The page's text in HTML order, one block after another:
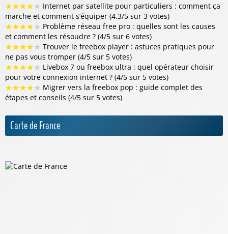
★★★★★ Internet par satellite pour particuliers : comment ça
marche et comment s’équiper (4.3/5 sur 3 votes)
★★★★★ Problème réseau free pro : quelles sont les causes
et comment les résoudre ? (4/5 sur 6 votes)
★★★★★ Trouver le freebox player : astuces pratiques pour
ne pas vous tromper (4/5 sur 5 votes)
★★★★★ Livebox 7 ou freebox ultra : quel opérateur choisir
pour votre connexion internet ? (4/5 sur 5 votes)
★★★★★ Migrer vers la freebox pop : guide complet des
étapes et conseils (4/5 sur 5 votes)
Carte de France